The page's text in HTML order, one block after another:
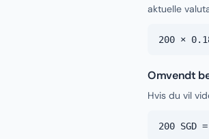
aktuelle
200 ×
Omvendt
Hvis du vil
200 SGD